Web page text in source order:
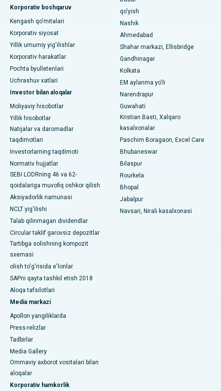
Waltair Main Road, Visakhapatnamdagi eng yaxshi shifoxona
Subhash Nagar yo'lidagi eng yaxshi kasalxona, Karimnagar
Managari, Karaikudi shahridagi eng yaxshi shifoxona
Arepally, Warangaldagi eng yaxshi shifoxona
Arera koloniyasidagi eng yaxshi kasalxona, Bhopal
Jayanagar, Bangalordagi eng yaxshi kasalxona
KK Nagar, Madurai shahridagi eng yaxshi shifoxona
Ramji Nagardagi eng yaxshi kasalxona, Nellore
19-sektordagi eng yaxshi shifoxona, Rourkela
Swargate, Pune shahridagi eng yaxshi shifoxona
Janubiy Dehlidagi eng yaxshi ayollar saraton kasalxonasi
Korporativ boshqaruv
Kengash qo'mitalari
Korporativ siyosat
Yillik umumiy yig'ilishlar
Korporativ harakatlar
Pochta byulletenlari
Uchrashuv xatlari
Investor bilan aloqalar
Moliyaviy hisobotlar
Yillik hisobotlar
Natijalar va daromadlar
taqdimotlari
Investorlarning taqdimoti
Normativ hujjatlar
SEBI LODRning 46 va 62-
qoidalariga muvofiq oshkor qilish
Aksiyadorlik namunasi
NCLT yig'ilishi
Talab qilinmagan dividendlar
Circular taklif garovsiz depozitlar
Tartibga solishning kompozit
sxemasi
olish to'g'risida e'lonlar
SAPni qayta tashkil etish 2018
Aloqa tafsilotlari
Media markazi
Apollon yangiliklarda
Press-relizlar
Tadbirlar
Media Gallery
Ommaviy axborot vositalari bilan
aloqalar
Korporativ hamkorlik
qo'yish
Nashik
Ahmedabad
Shahar markazi, Ellisbridge
Gandhinagar
Kolkata
EM aylanma yo'li
Narendrapur
Guwahati
Kristian Basti, Xalqaro
kasalxonalar
Paschim Boragaon, Excel Care
Bhubaneswar
Bilaspur
Rourkela
Bhopal
Jabalpur
Navsari, Nirali kasalxonasi